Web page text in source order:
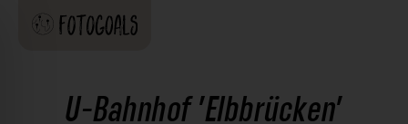
U-Bahnhof 'Elbbrücken'